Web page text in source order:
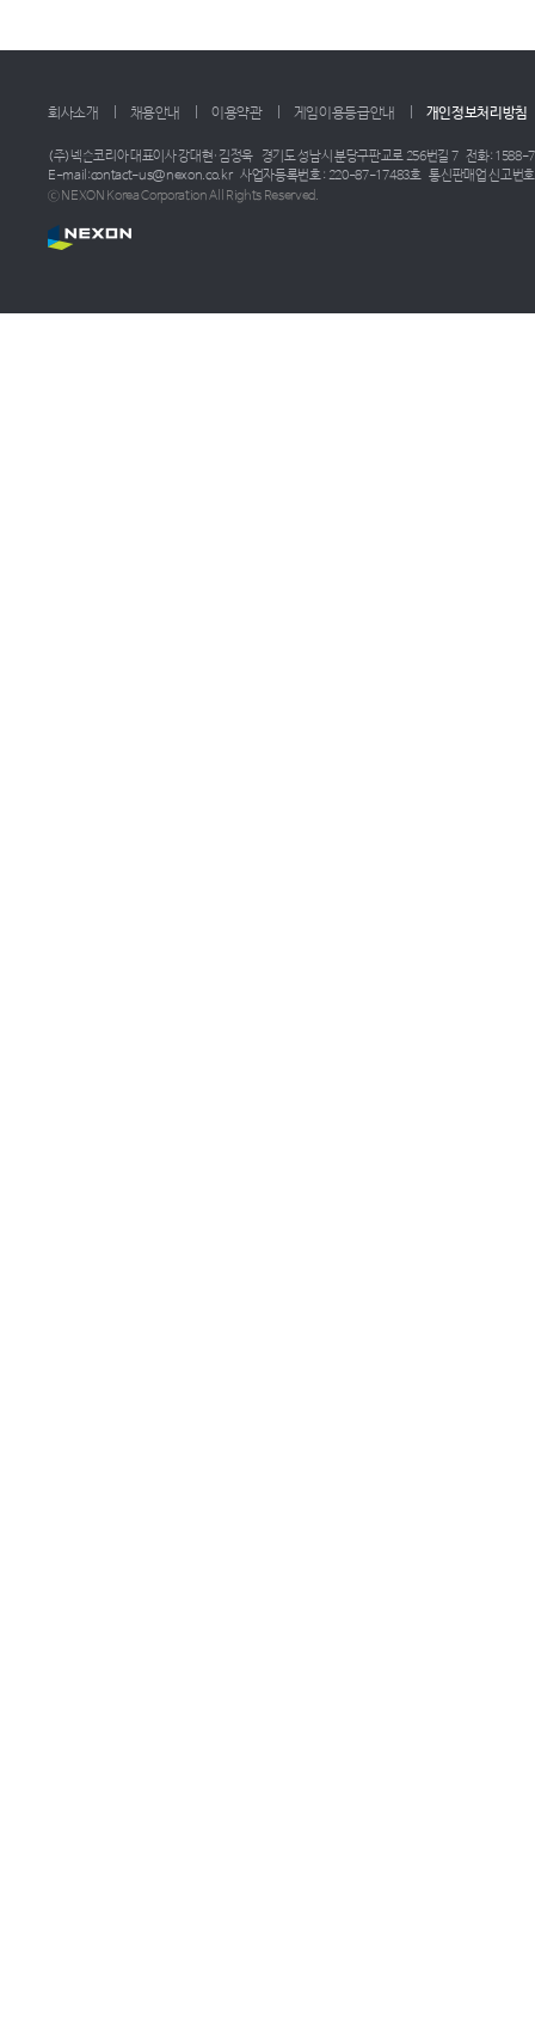
회사소개 채용안내 이용약관 게임이용등급안내 개인정보처리방침
(주)넥슨코리아 대표이사 강대현·김정욱 경기도 성남시 분당구판교로 256번길 7 전화: 1588-
E-mail:contact-us@nexon.co.kr 사업자등록번호 : 220-87-17483호 통신판매업 신고번
ⓒ NEXON Korea Corporation All Rights Reserved.